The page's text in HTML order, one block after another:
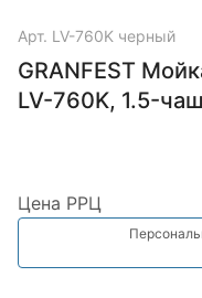
Арт. LV-760K черный
GRANFEST
LV-760K, 1.5-
Цена РРЦ